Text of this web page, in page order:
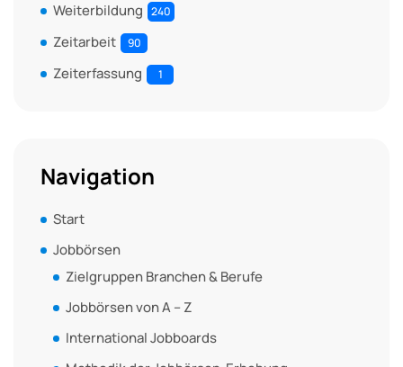
Weiterbildung 240
Zeitarbeit 90
Zeiterfassung 1
Navigation
Start
Jobbörsen
Zielgruppen Branchen & Berufe
Jobbörsen von A – Z
International Jobboards